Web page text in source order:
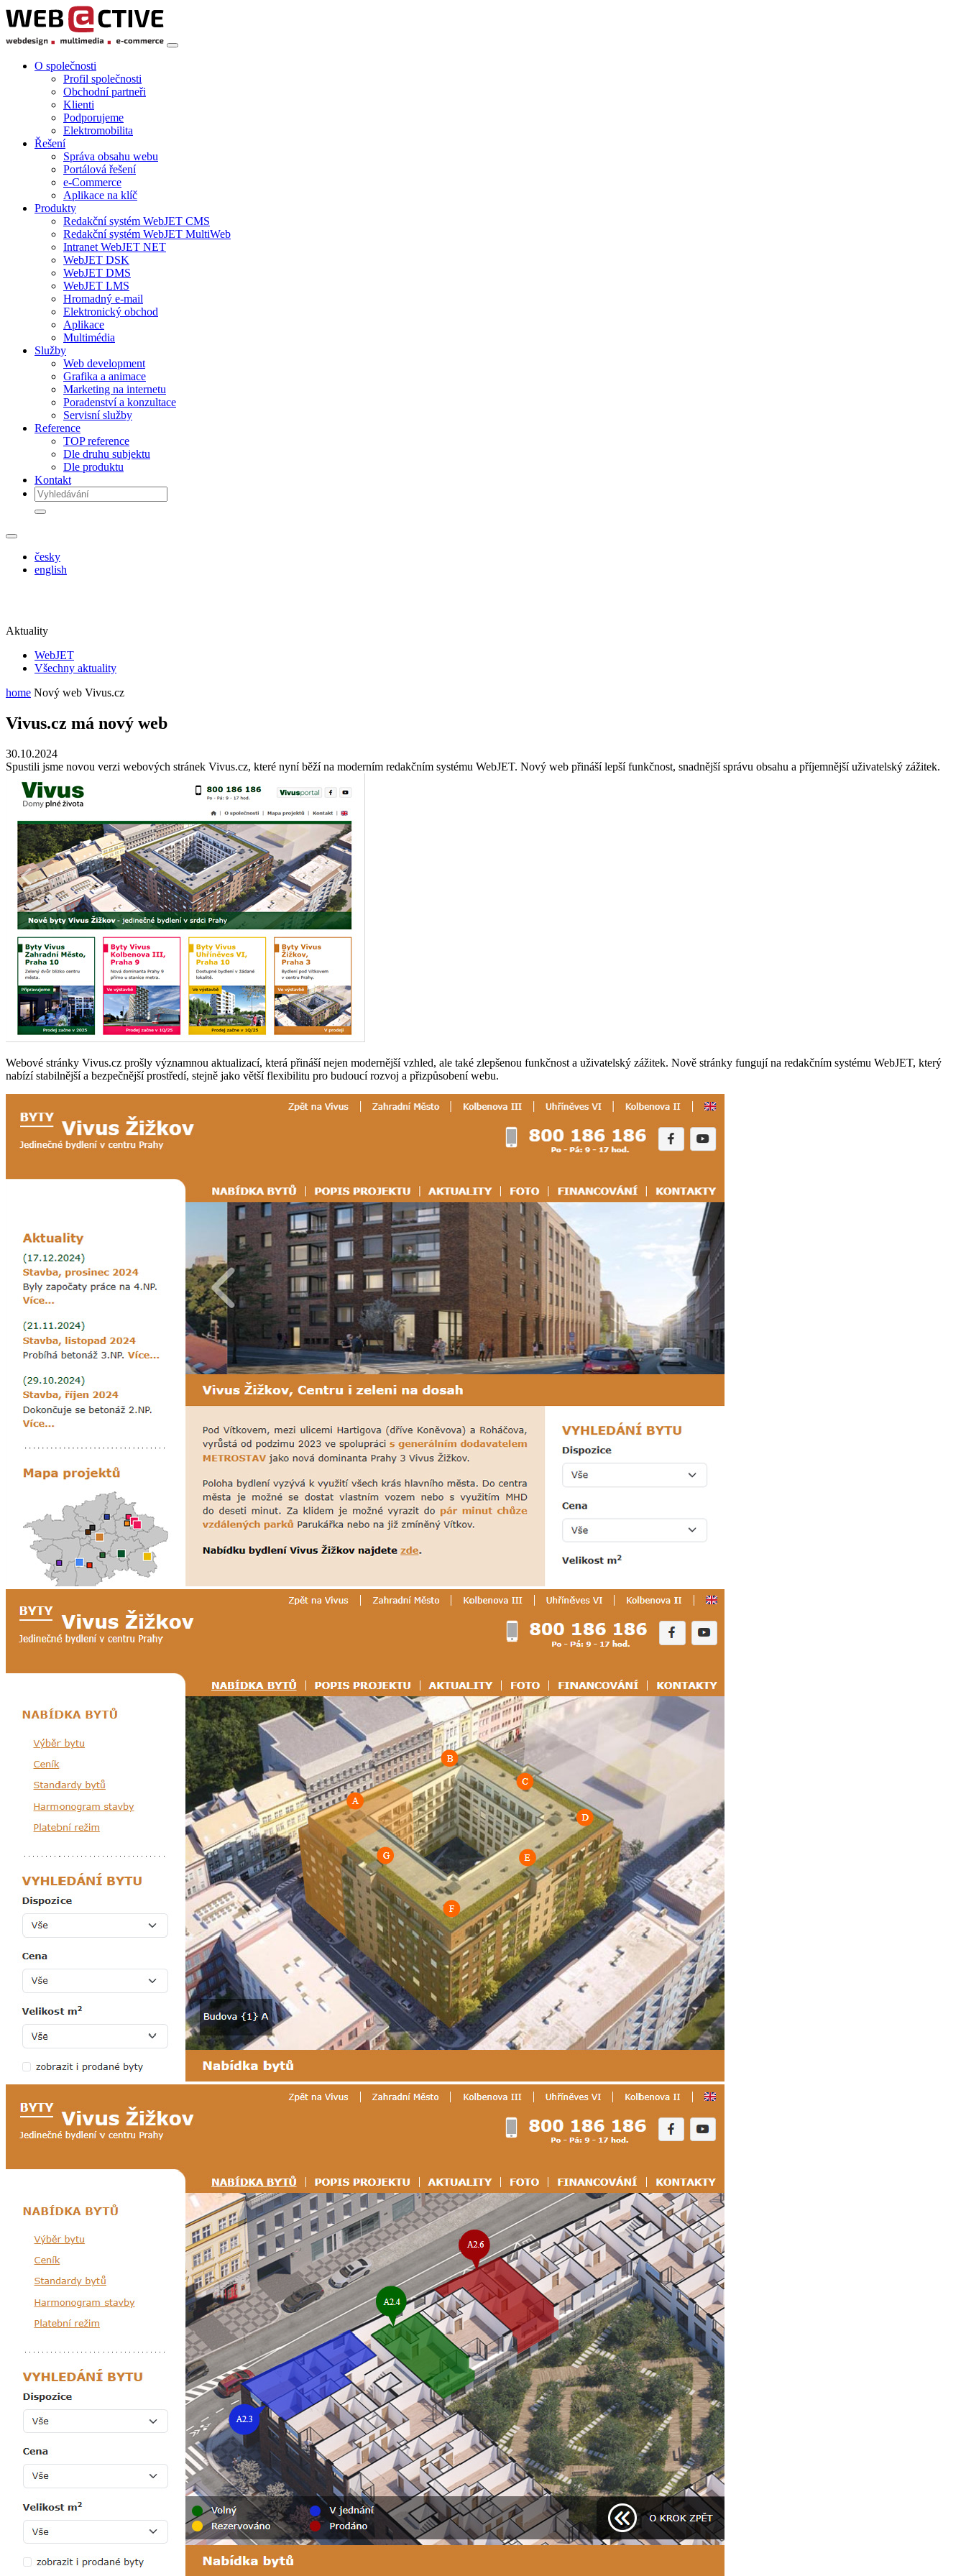
O společnosti
Profil společnosti
Obchodní partneři
Klienti
Podporujeme
Elektromobilita
Řešení
Správa obsahu webu
Portálová řešení
e-Commerce
Aplikace na klíč
Produkty
Redakční systém WebJET CMS
Redakční systém WebJET MultiWeb
Intranet WebJET NET
WebJET DSK
WebJET DMS
WebJET LMS
Hromadný e-mail
Elektronický obchod
Aplikace
Multimédia
Služby
Web development
Grafika a animace
Marketing na internetu
Poradenství a konzultace
Servisní služby
Reference
TOP reference
Dle druhu subjektu
Dle produktu
Kontakt
česky
english
Aktuality
WebJET
Všechny aktuality
home Nový web Vivus.cz
Vivus.cz má nový web
30.10.2024
Spustili jsme novou verzi webových stránek Vivus.cz, které nyní běží na moderním redakčním systému WebJET. Nový web přináší lepší funkčnost, snadnější správu obsahu a příjemnější uživatelský zážitek.
Webové stránky Vivus.cz prošly významnou aktualizací, která přináší nejen modernější vzhled, ale také zlepšenou funkčnost a uživatelský zážitek. Nově stránky fungují na redakčním systému WebJET, který
nabízí stabilnější a bezpečnější prostředí, stejně jako větší flexibilitu pro budoucí rozvoj a přizpůsobení webu.